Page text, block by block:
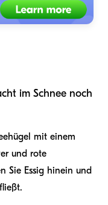
im Schnee noch
mit einem
und rote
Sie Essig hinein und